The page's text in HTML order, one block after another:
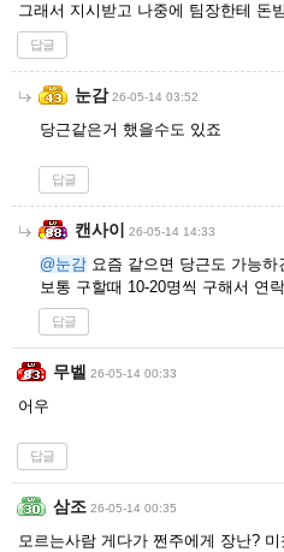
그래서 지시받고 나중에 팀장한테 돈
답글
눈감 26-05-14 03:52
당근같은거 했을수도 있죠
답글
캔사이 26-05-14 14:33
@눈감 요즘 같으면 당근도 가능하
보통 구할때 10-20명씩 구해서 연
답글
무벨 26-05-14 00:33
어우
답글
삼조 26-05-14 00:35
모르는사람 게다가 쩐주에게 장난? 미